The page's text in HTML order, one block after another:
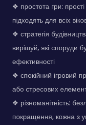
❖ простота гри: прості
підходять для всіх
❖ стратегія
вирішуй, які споруди
ефективності
❖ спокійний ігровий
або стресових
❖ різноманітність:
покращення, кожна з